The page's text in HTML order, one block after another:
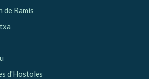
de Ramis
d'Hostoles